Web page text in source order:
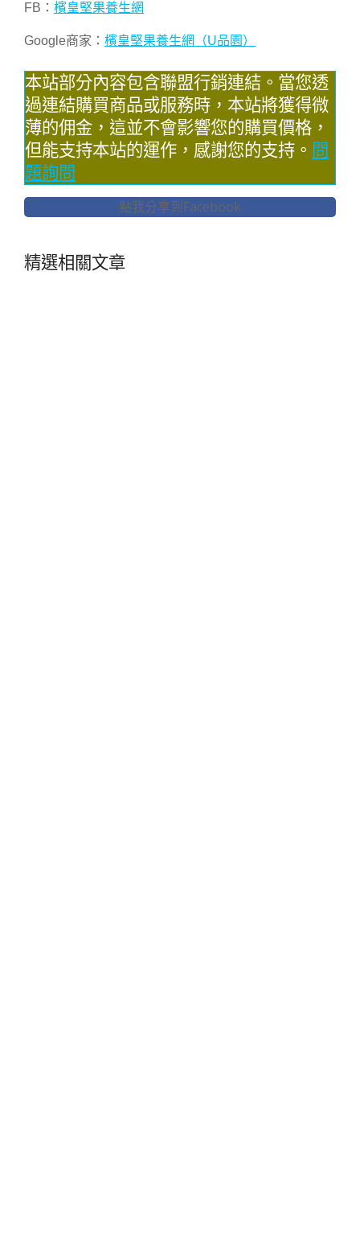
FB： 檳皇堅果養生網
Google商家： 檳皇堅果養生網（U品園）
本站部分內容包含聯盟行銷連結。當您透
過連結購買商品或服務時，本站將獲得微
薄的佣金，這並不會影響您的購買價格，
但能支持本站的運作，感謝您的支持。 問
題詢問
點我分享到Facebook
精選相關文章